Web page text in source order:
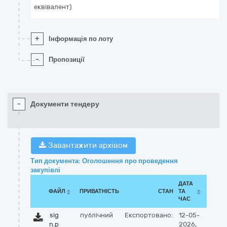
еквівалент)
+ Інформація по лоту
- Пропозиції
- Документи тендеру
Завантажити архівом
Тип документа: Оголошення про проведення
закупівлі
ФАЙЛ ПРИВАТНІСТЬ СТАН
ДАТА
ТА
ЧАС
sig
n.p
публічний Експортовано:
12-05-
2026,